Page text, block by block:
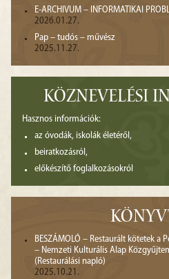
E-ARCHIVUM – INFORMATIKAI
2026.01.27.
Pap – tudós – művész
2025.11.27.
KÖZNEVELÉSI
Hasznos információk:
az óvodák, iskolák életéről,
beiratkozásról,
előkészítő foglalkozásokról
BESZÁMOLÓ – Restaurált kötetek a
– Nemzeti Kulturális Alap
(Restaurálási napló)
2025.10.21.